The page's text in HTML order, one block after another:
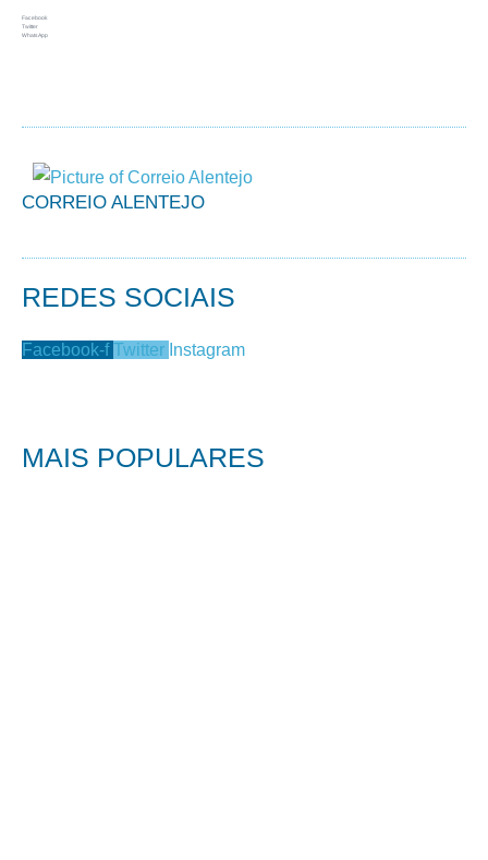
Facebook
Twitter
WhatsApp
CORREIO ALENTEJO
REDES SOCIAIS
Facebook-f Twitter Instagram
MAIS POPULARES